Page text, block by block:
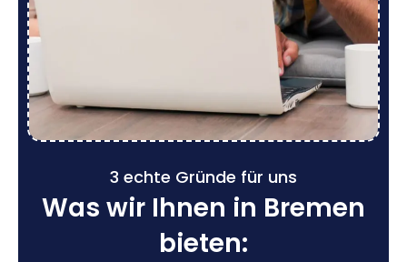
3 echte Gründe für uns
Was wir Ihnen in Bremen
bieten: